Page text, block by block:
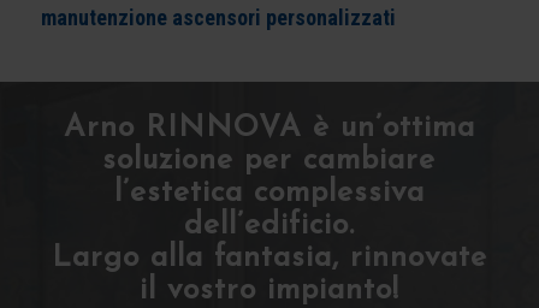
manutenzione ascensori personalizzati
Arno RINNOVA è un’ottima
soluzione per cambiare
l’estetica complessiva
dell’edificio.
Largo alla fantasia, rinnovate
il vostro impianto!